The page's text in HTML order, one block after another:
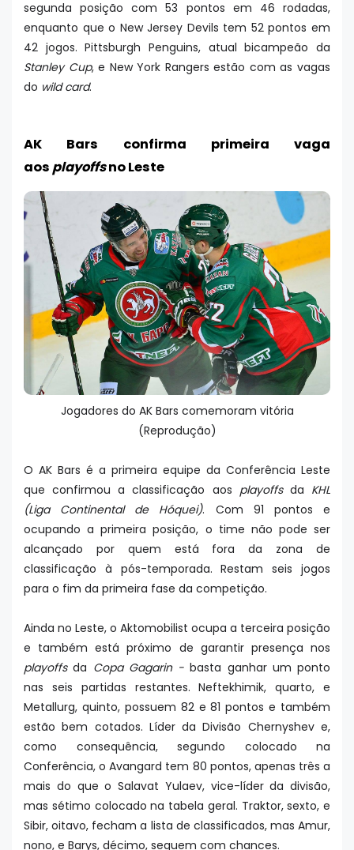
segunda posição com 53 pontos em 46 rodadas,
enquanto que o New Jersey Devils tem 52 pontos em
42 jogos. Pittsburgh Penguins, atual bicampeão da
Stanley Cup, e New York Rangers estão com as vagas
do wild card.
AK Bars confirma primeira vaga
aosplayoffsno Leste
Jogadores do AK Bars comemoram vitória
(Reprodução)
O AK Bars é a primeira equipe da Conferência Leste
que confirmou a classificação aos playoffsda KHL
(Liga Continental de Hóquei). Com 91 pontos e
ocupando a primeira posição, o time não pode ser
alcançado por quem está fora da zona de
classificação à pós-temporada. Restam seis jogos
para o fim da primeira fase da competição.
Ainda no Leste, o Aktomobilist ocupa a terceira posição
e também está próximo de garantir presença nos
playoffsda Copa Gagarin -basta ganhar um ponto
nas seis partidas restantes. Neftekhimik, quarto, e
Metallurg, quinto, possuem 82 e 81 pontos e também
estão bem cotados. Líder da Divisão Chernyshev e,
como consequência, segundo colocado na
Conferência, o Avangard tem 80 pontos, apenas três a
mais do que o Salavat Yulaev, vice-líder da divisão,
mas sétimo colocado na tabela geral. Traktor, sexto, e
Sibir, oitavo, fecham a lista de classificados, mas Amur,
nono, e Barys, décimo, seguem com chances.